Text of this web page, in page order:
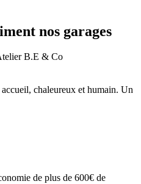
nos garages
B.E & Co
chaleureux et humain. Un
de plus de 600€ de